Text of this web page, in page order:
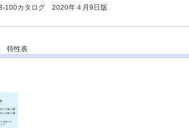
100カタログ 2020年４月9日版
特性表